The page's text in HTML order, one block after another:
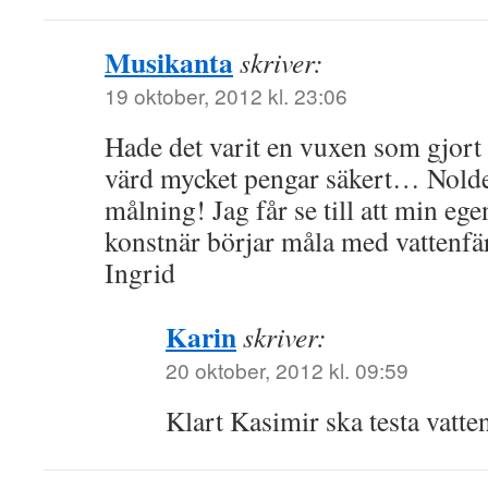
Musikantaskriver:
19 oktober, 2012 kl. 23:06
Hade det varit en vuxen som
värd mycket pengar säkert…
målning! Jag får se till att min
konstnär börjar måla med
Ingrid
Karinskriver:
20 oktober, 2012 kl. 09:59
Klart Kasimir ska testa